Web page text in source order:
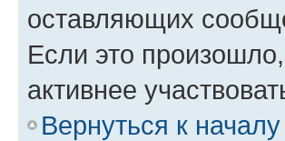
оставляющих
Если это
активнее
Вернуться к началу